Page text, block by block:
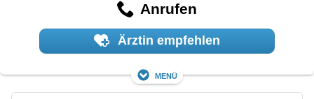
Anrufen
Ärztin empfehlen
Menü